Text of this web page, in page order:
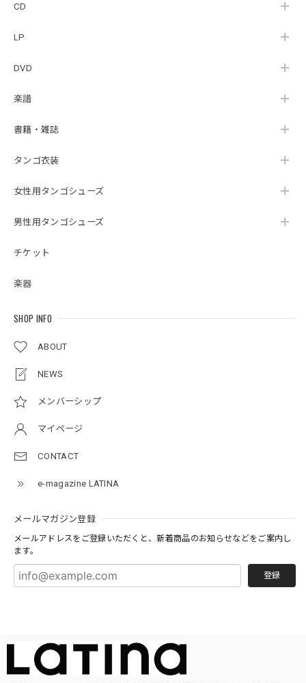
CD
LP
DVD
楽譜
書籍・雑誌
タンゴ衣装
女性用タンゴシューズ
男性用タンゴシューズ
チケット
楽器
SHOP INFO
ABOUT
NEWS
メンバーシップ
マイページ
CONTACT
e-magazine LATINA
メールマガジン登録
メールアドレスをご登録いただくと、新着商品のお知らせなどをご案内し
ます。
登録